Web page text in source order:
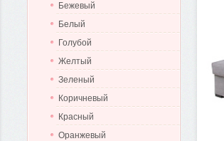
Бежевый
Белый
Голубой
Желтый
Зеленый
Коричневый
Красный
Оранжевый